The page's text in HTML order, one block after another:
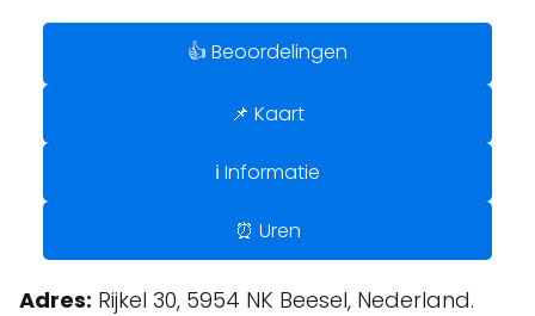
👍 Beoordelingen
📌 Kaart
ℹ️ Informatie
⏰ Uren
Adres: Rijkel 30, 5954 NK Beesel, Nederland.